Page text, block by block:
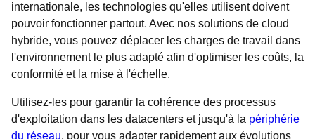
internationale, les technologies qu'elles utilisent doivent
pouvoir fonctionner partout. Avec nos solutions de cloud
hybride, vous pouvez déplacer les charges de travail dans
l'environnement le plus adapté afin d'optimiser les coûts, la
conformité et la mise à l'échelle.
Utilisez-les pour garantir la cohérence des processus
d'exploitation dans les datacenters et jusqu'à la périphérie
du réseau, pour vous adapter rapidement aux évolutions